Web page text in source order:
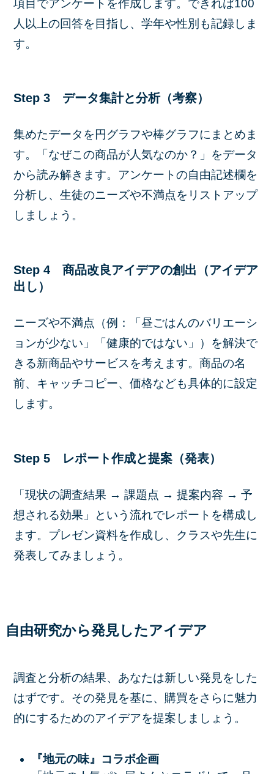
項目でアンケートを作成します。できれば100
人以上の回答を目指し、学年や性別も記録しま
す。
Step 3 データ集計と分析（考察）
集めたデータを円グラフや棒グラフにまとめま
す。「なぜこの商品が人気なのか？」をデータ
から読み解きます。アンケートの自由記述欄を
分析し、生徒のニーズや不満点をリストアップ
しましょう。
Step 4 商品改良アイデアの創出（アイデア
出し）
ニーズや不満点（例：「昼ごはんのバリエーシ
ョンが少ない」「健康的ではない」）を解決で
きる新商品やサービスを考えます。商品の名
前、キャッチコピー、価格なども具体的に設定
します。
Step 5 レポート作成と提案（発表）
「現状の調査結果 → 課題点 → 提案内容 → 予
想される効果」という流れでレポートを構成し
ます。プレゼン資料を作成し、クラスや先生に
発表してみましょう。
自由研究から発見したアイデア
調査と分析の結果、あなたは新しい発見をした
はずです。その発見を基に、購買をさらに魅力
的にするためのアイデアを提案しましょう。
『地元の味』コラボ企画